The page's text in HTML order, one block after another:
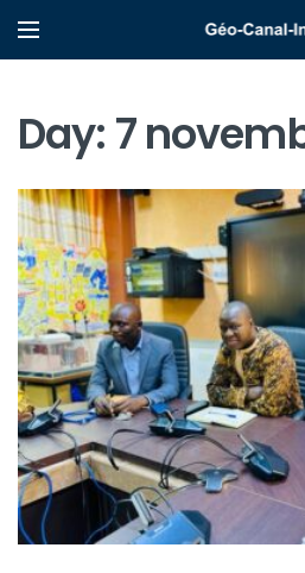
Day: 7